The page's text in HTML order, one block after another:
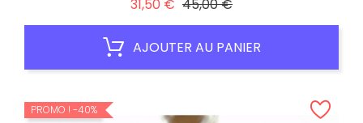
31,50 € 45,00 €
AJOUTER AU PANIER
PROMO ! -40%